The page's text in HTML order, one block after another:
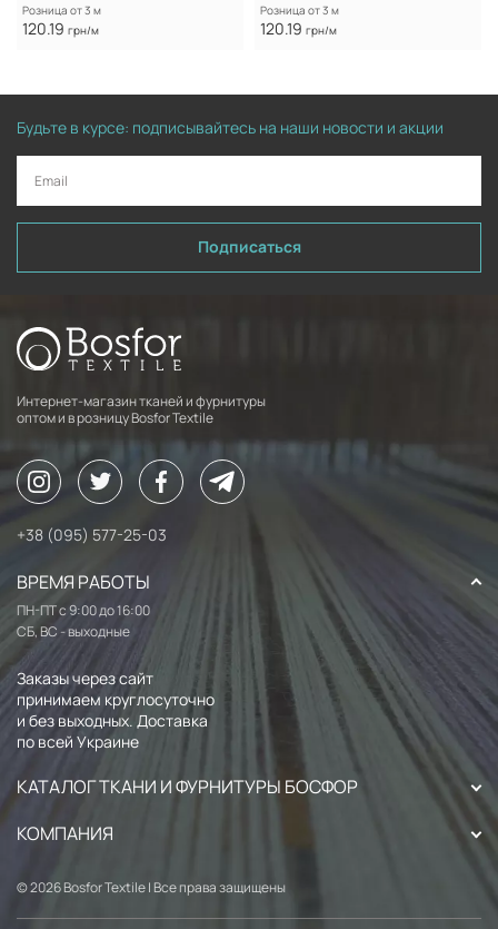
Розница от 3 м
120.19 грн/м
Розница от 3 м
120.19 грн/м
Будьте в курсе: подписывайтесь на наши новости и акции
Подписаться
Интернет-магазин тканей и фурнитуры
оптом и в розницу Bosfor Textile
+38 (095) 577-25-03
ВРЕМЯ РАБОТЫ
ПН-ПТ с 9:00 до 16:00
СБ, ВС - выходные
Заказы через сайт
принимаем круглосуточно
и без выходных. Доставка
по всей Украине
КАТАЛОГ ТКАНИ И ФУРНИТУРЫ БОСФОР
КОМПАНИЯ
© 2026 Bosfor Textile | Все права защищены